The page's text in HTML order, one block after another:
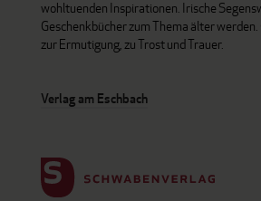
wohltuenden Inspirationen. Irische
Geschenkbücher zum Thema älter
zur Ermutigung, zu Trost und Trauer.
Verlag am Eschbach